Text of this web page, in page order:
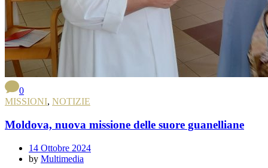
0
MISSIONI, NOTIZIE
Moldova, nuova missione delle suore guanelliane
14 Ottobre 2024
by Multimedia